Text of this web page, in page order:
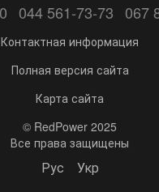
044 561-73-73 067
Контактная информация
Полная версия сайта
Карта сайта
© RedPower 2025
Все права защищены
Рус Укр